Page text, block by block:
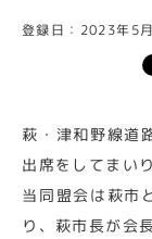
登録日：2023年5
萩・津和野線道
出席をしてまい
当同盟会は萩市
り、萩市長が会